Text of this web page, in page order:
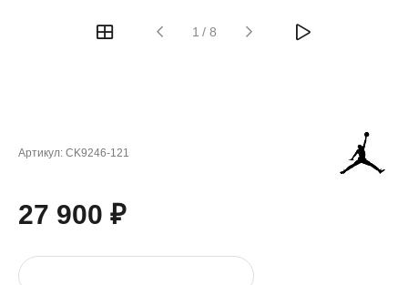
1 / 8
Артикул: CK9246-121
27 900 ₽